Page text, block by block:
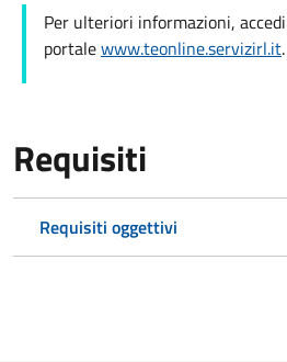
Per ulteriori informazioni,
portalewww.teonline.servizirl.it.
Requisiti
Requisiti oggettivi